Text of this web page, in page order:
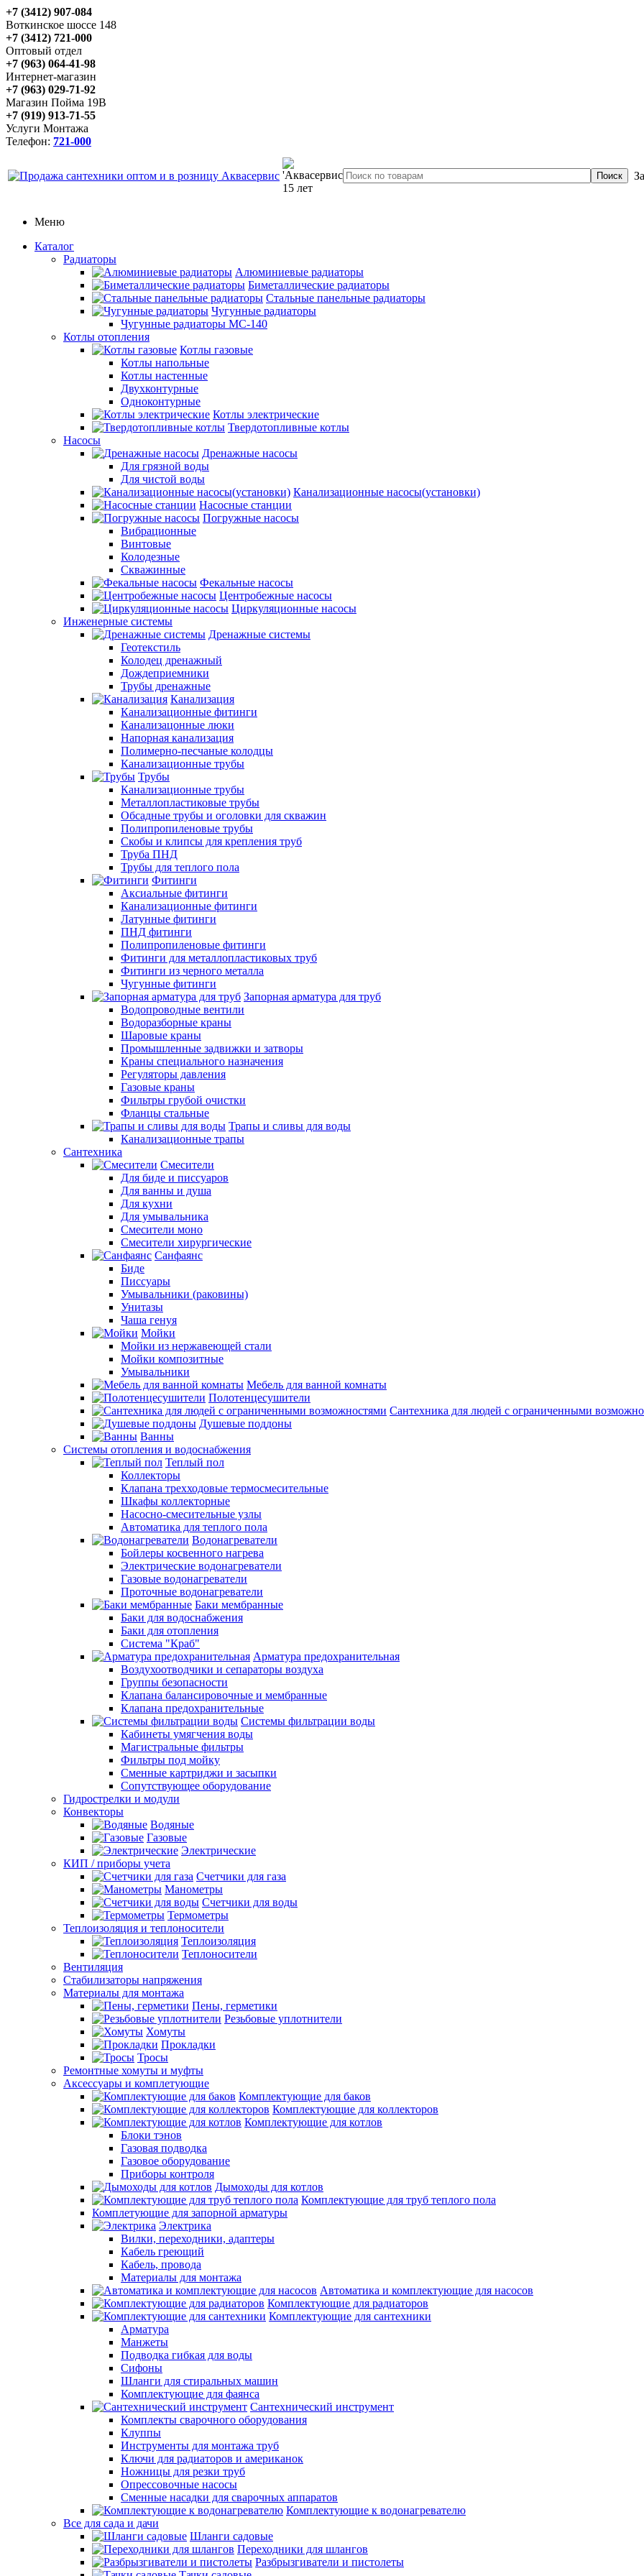
+7 (3412) 907-084
Воткинское шоссе 148
+7 (3412) 721-000
Оптовый отдел
+7 (963) 064-41-98
Интернет-магазин
+7 (963) 029-71-92
Магазин Пойма 19В
+7 (919) 913-71-55
Услуги Монтажа
Телефон: 721-000
Меню
Каталог
Радиаторы
Алюминиевые радиаторы
Биметаллические радиаторы
Стальные панельные радиаторы
Чугунные радиаторы
Чугунные радиаторы МС-140
Котлы отопления
Котлы газовые
Котлы напольные
Котлы настенные
Двухконтурные
Одноконтурные
Котлы электрические
Твердотопливные котлы
Насосы
Дренажные насосы
Для грязной воды
Для чистой воды
Канализационные насосы(установки)
Насосные станции
Погружные насосы
Вибрационные
Винтовые
Колодезные
Скважинные
Фекальные насосы
Центробежные насосы
Циркуляционные насосы
Инженерные системы
Дренажные системы
Геотекстиль
Колодец дренажный
Дождеприемники
Трубы дренажные
Канализация
Канализационные фитинги
Канализацонные люки
Напорная канализация
Полимерно-песчаные колодцы
Канализационные трубы
Трубы
Канализационные трубы
Металлопластиковые трубы
Обсадные трубы и оголовки для скважин
Полипропиленовые трубы
Скобы и клипсы для крепления труб
Труба ПНД
Трубы для теплого пола
Фитинги
Аксиальные фитинги
Канализационные фитинги
Латунные фитинги
ПНД фитинги
Полипропиленовые фитинги
Фитинги для металлопластиковых труб
Фитинги из черного металла
Чугунные фитинги
Запорная арматура для труб
Водопроводные вентили
Водоразборные краны
Шаровые краны
Промышленные задвижки и затворы
Краны специального назначения
Регуляторы давления
Газовые краны
Фильтры грубой очистки
Фланцы стальные
Трапы и сливы для воды
Канализационные трапы
Сантехника
Смесители
Для биде и писсуаров
Для ванны и душа
Для кухни
Для умывальника
Смесители моно
Смесители хирургические
Санфаянс
Биде
Писсуары
Умывальники (раковины)
Унитазы
Чаша генуя
Мойки
Мойки из нержавеющей стали
Мойки композитные
Умывальники
Мебель для ванной комнаты
Полотенцесушители
Сантехника для людей с ограниченными
Душевые поддоны
Ванны
Системы отопления и водоснабжения
Теплый пол
Коллекторы
Клапана трехходовые термосмесительные
Шкафы коллекторные
Насосно-смесительные узлы
Автоматика для теплого пола
Водонагреватели
Бойлеры косвенного нагрева
Электрические водонагреватели
Газовые водонагреватели
Проточные водонагреватели
Баки мембранные
Баки для водоснабжения
Баки для отопления
Система "Краб"
Арматура предохранительная
Воздухоотводчики и сепараторы воздуха
Группы безопасности
Клапана балансировочные и мембранные
Клапана предохранительные
Системы фильтрации воды
Кабинеты умягчения воды
Магистральные фильтры
Фильтры под мойку
Сменные картриджи и засыпки
Сопутствующее оборудование
Гидрострелки и модули
Конвекторы
Водяные
Газовые
Электрические
КИП / приборы учета
Счетчики для газа
Манометры
Счетчики для воды
Термометры
Теплоизоляция и теплоносители
Теплоизоляция
Теплоносители
Вентиляция
Стабилизаторы напряжения
Материалы для монтажа
Пены, герметики
Резьбовые уплотнители
Хомуты
Прокладки
Тросы
Ремонтные хомуты и муфты
Аксессуары и комплетующие
Комплектующие для баков
Комплектующие для коллекторов
Комплектующие для котлов
Блоки тэнов
Газовая подводка
Газовое оборудование
Приборы контроля
Дымоходы для котлов
Комплектующие для труб теплого пола
Комплетующие для запорной арматуры
Электрика
Вилки, переходники, адаптеры
Кабель греющий
Кабель, провода
Материалы для монтажа
Автоматика и комплектующие для насосов
Комплектующие для радиаторов
Комплектующие для сантехники
Арматура
Манжеты
Подводка гибкая для воды
Сифоны
Шланги для стиральных машин
Комплектующие для фаянса
Сантехнический инструмент
Комплекты сварочного оборудования
Клуппы
Инструменты для монтажа труб
Ключи для радиаторов и американок
Ножницы для резки труб
Опрессовочные насосы
Сменные насадки для сварочных аппаратов
Комплектующие к водонагревателю
Все для сада и дачи
Шланги садовые
Переходники для шлангов
Разбрызгиватели и пистолеты